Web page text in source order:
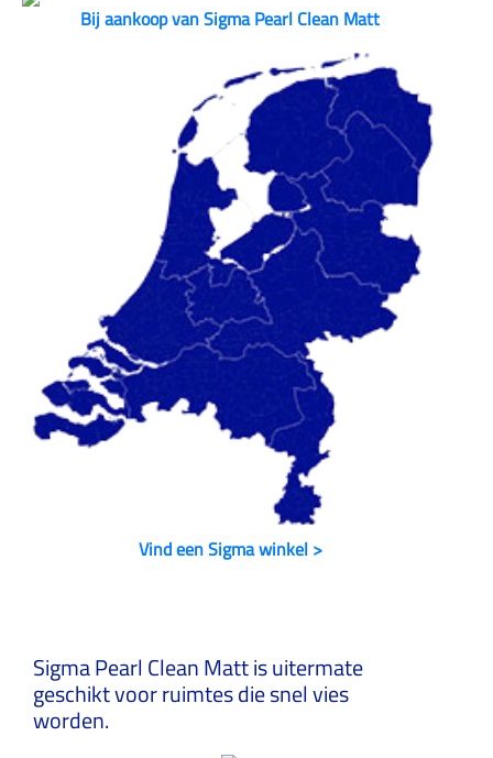
Bij aankoop van Sigma Pearl Clean Matt
Vind een Sigma winkel >
Sigma Pearl Clean Matt is uitermate
geschikt voor ruimtes die snel vies
worden.